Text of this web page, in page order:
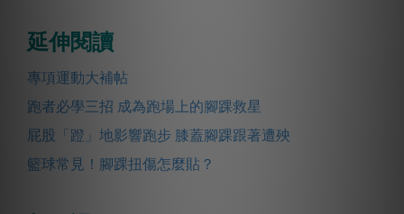
延伸閱讀
專項運動大補帖
跑者必學三招 成為跑場上的腳踝救星
屁股「蹬」地影響跑步 膝蓋腳踝跟著遭殃
籃球常見！腳踝扭傷怎麼貼？